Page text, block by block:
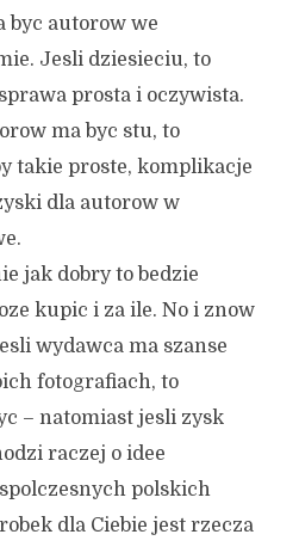
byc autorow we
Jesli dziesieciu, to
prosta i oczywista.
ma byc stu, to
takie proste, komplikacje
dla autorow w
jak dobry to bedzie
kupic i za ile. No i znow
wydawca ma szanse
fotografiach, to
– natomiast jesli zysk
raczej o idee
polskich
dla Ciebie jest rzecza